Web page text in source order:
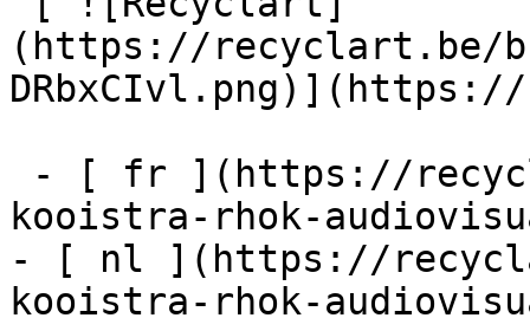
(https://recyclart.be/
kooistra-rhok-
- [ nl ](https://
kooistra-rhok-